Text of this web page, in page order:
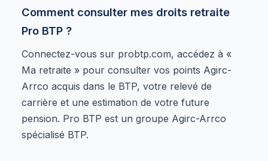
Comment consulter mes droits retraite
Pro BTP ?
Connectez-vous sur probtp.com, accédez à «
Ma retraite » pour consulter vos points Agirc-
Arrco acquis dans le BTP, votre relevé de
carrière et une estimation de votre future
pension. Pro BTP est un groupe Agirc-Arrco
spécialisé BTP.